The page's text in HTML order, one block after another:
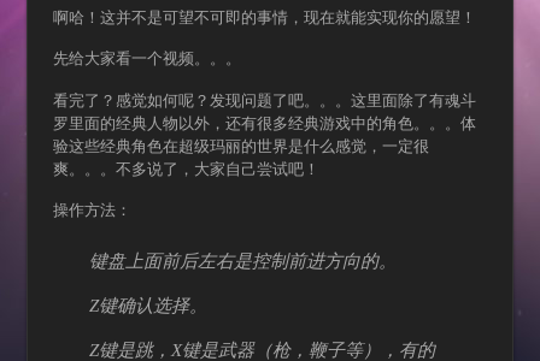
啊哈！这并不是可望不可即的事情，现在就能实现你的愿望！
先给大家看一个视频。。。
看完了？感觉如何呢？发现问题了吧。。。这里面除了有魂斗
罗里面的经典人物以外，还有很多经典游戏中的角色。。。体
验这些经典角色在超级玛丽的世界是什么感觉，一定很
爽。。。不多说了，大家自己尝试吧！
操作方法：
键盘上面前后左右是控制前进方向的。
Z键确认选择。
Z键是跳，X键是武器（枪，鞭子等），有的